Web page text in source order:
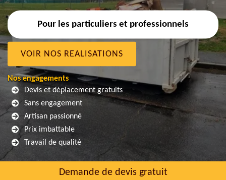
Pour les particuliers et professionnels
VOIR NOS REALISATIONS
Nos engagements
Devis et déplacement gratuits
Sans engagement
Artisan passionné
Prix imbattable
Travail de qualité
Demande de devis gratuit